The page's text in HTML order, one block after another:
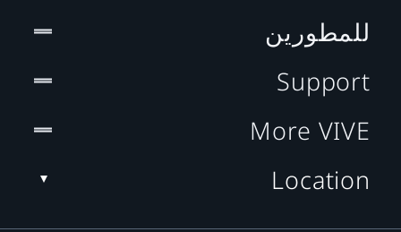
للمطورين
Support
More VIVE
Location